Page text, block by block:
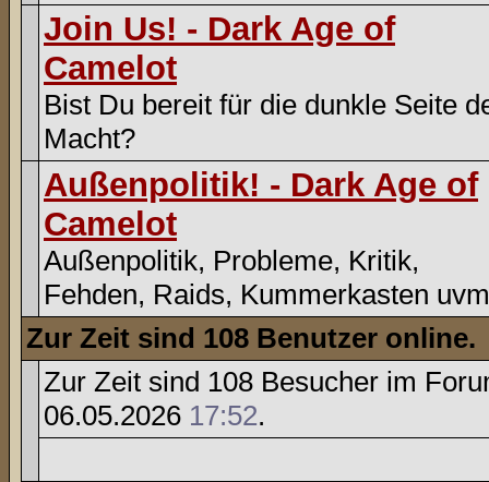
Join Us! - Dark Age of
Camelot
Bist Du bereit für die dunkle Seite
Macht?
Außenpolitik! - Dark Age of
Camelot
Außenpolitik, Probleme, Kritik,
Fehden, Raids, Kummerkasten
Zur Zeit sind 108 Benutzer online.
Zur Zeit sind 108 Besucher im
06.05.2026 17:52.